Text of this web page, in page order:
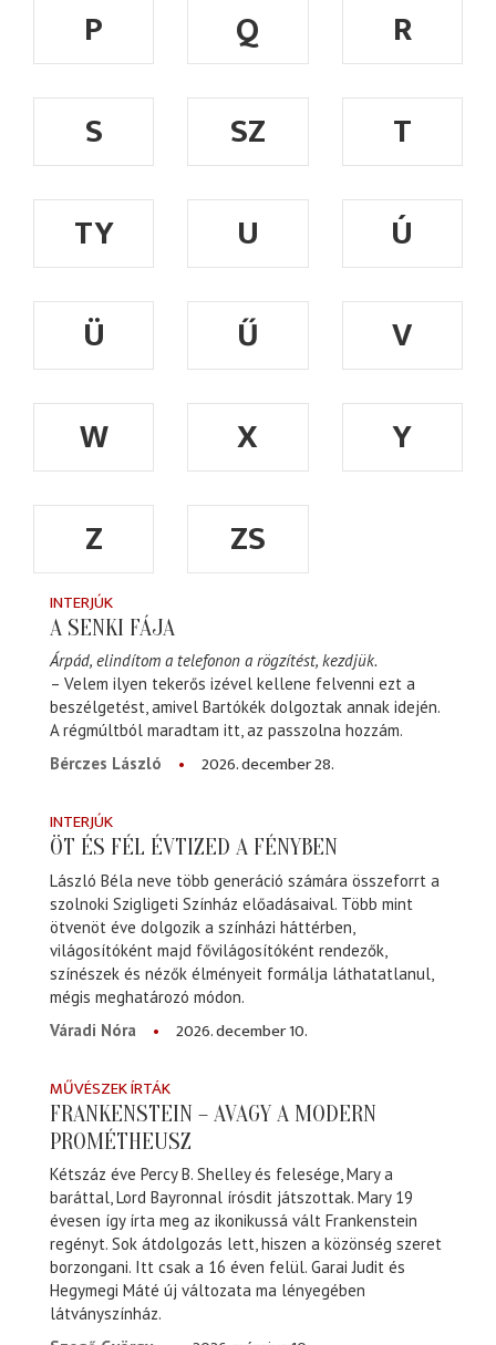
P
Q
R
S
SZ
T
TY
U
Ú
Ü
Ű
V
W
X
Y
Z
ZS
INTERJÚK
A SENKI FÁJA
Árpád, elindítom a telefonon a rögzítést, kezdjük.
– Velem ilyen tekerős izével kellene felvenni ezt a
beszélgetést, amivel Bartókék dolgoztak annak idején.
A régmúltból maradtam itt, az passzolna hozzám.
Bérczes László
2026. december 28.
INTERJÚK
ÖT ÉS FÉL ÉVTIZED A FÉNYBEN
László Béla neve több generáció számára összeforrt a
szolnoki Szigligeti Színház előadásaival. Több mint
ötvenöt éve dolgozik a színházi háttérben,
világosítóként majd fővilágosítóként rendezők,
színészek és nézők élményeit formálja láthatatlanul,
mégis meghatározó módon.
Váradi Nóra
2026. december 10.
MŰVÉSZEK ÍRTÁK
FRANKENSTEIN – AVAGY A MODERN
PROMÉTHEUSZ
Kétszáz éve Percy B. Shelley és felesége, Mary a
baráttal, Lord Bayronnal írósdit játszottak. Mary 19
évesen így írta meg az ikonikussá vált Frankenstein
regényt. Sok átdolgozás lett, hiszen a közönség szeret
borzongani. Itt csak a 16 éven felül. Garai Judit és
Hegymegi Máté új változata ma lényegében
látványszínház.